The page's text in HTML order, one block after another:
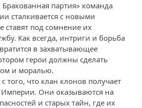
партия» команда
сталкивается с новыми
ставят под сомнение их
Как всегда, интриги и борьба
в захватывающее
герои должны сделать
и моралью.
того, что клан клонов получает
Они оказываются на
и старых тайн, где их